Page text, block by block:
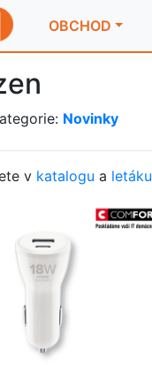
OBCHOD
Novinky
v katalogu a letáku